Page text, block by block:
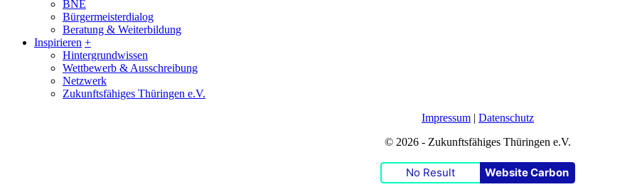
BNE
Bürgermeisterdialog
Beratung & Weiterbildung
Inspirieren +
Hintergrundwissen
Wettbewerb & Ausschreibung
Netzwerk
Zukunftsfähiges Thüringen e.V.
Impressum | Datenschutz
© 2026 - Zukunftsfähiges Thüringen e.V.
No Result Website Carbon